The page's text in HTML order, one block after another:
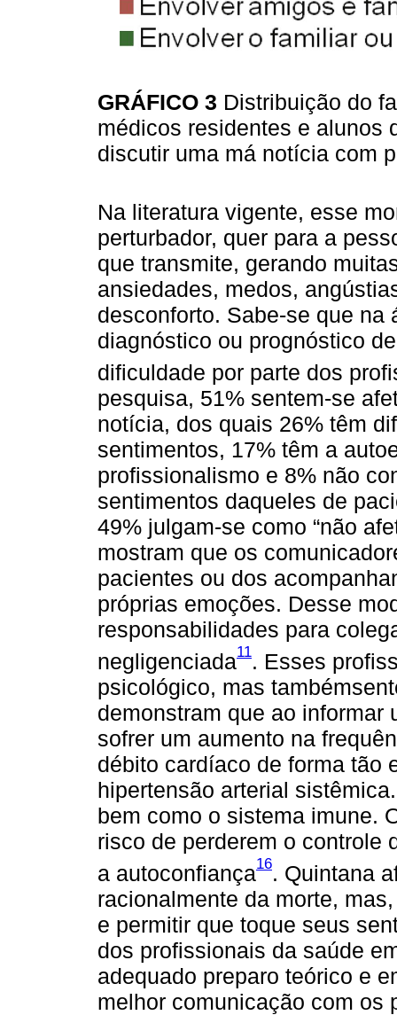
GRÁFICO 3 Distribuição do
médicos residentes e alunos
discutir uma má notícia com
Na literatura vigente, esse
perturbador, quer para a
que transmite, gerando
ansiedades, medos,
desconforto. Sabe-se que na
diagnóstico ou prognóstico
dificuldade por parte dos
pesquisa, 51% sentem-se
notícia, dos quais 26% têm
sentimentos, 17% têm a
profissionalismo e 8% não
sentimentos daqueles de
49% julgam-se como “não
mostram que os
pacientes ou dos
próprias emoções. Desse
responsabilidades para
negligenciada11. Esses
psicológico, mas
demonstram que ao
sofrer um aumento na
débito cardíaco de forma tão
hipertensão arterial
bem como o sistema imune.
risco de perderem o controle
a autoconfiança16. Quintana
racionalmente da morte,
e permitir que toque seus
dos profissionais da saúde
adequado preparo teórico e
melhor comunicação com os